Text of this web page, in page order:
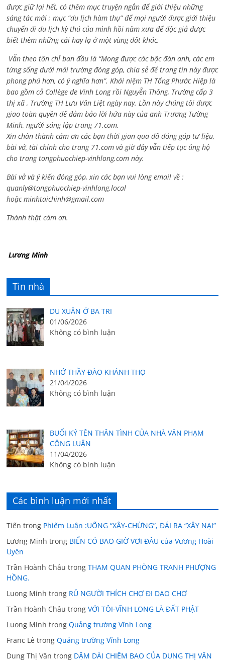
được giữ lại hết, có thêm mục truyện ngắn để giới thiệu những
sáng tác mới ; mục “du lịch hàm thụ” để mọi người được giới thiệu
chuyến đi du lịch kỳ thú của mình hồi năm xưa để độc giả được
biết thêm những cái hay lạ ở một vùng đất khác.
Vẫn theo tôn chỉ ban đầu là “Mong được các bậc đàn anh, các em
từng sống dưới mái trường đóng góp, chia sẻ để trang tin này được
phong phú hơn, có ý nghĩa hơn”. Khái niệm TH Tống Phước Hiệp là
bao gồm cả Collège de Vinh Long rồi Nguyễn Thông, Trường cấp 3
thị xã , Trường TH Lưu Văn Liệt ngày nay. Lần này chúng tôi được
giao toàn quyền để đảm bảo lời hứa này của anh Trương Tường
Minh, người sáng lập trang 71.com.
Xin chân thành cám ơn các bạn thời gian qua đã đóng góp tư liệu,
bài vở, tài chính cho trang 71.com và giờ đây vẫn tiếp tục ủng hộ
cho trang tongphuochiep-vinhlong.com này.
Bài vở và ý kiến đóng góp, xin các bạn vui lòng email về :
quanly@tongphuochiep-vinhlong.local
hoặcminhtaichinh@gmail.com
Thành thật cám ơn.
Lương Minh
Tin nhà
DU XUÂN Ở BA TRI
01/06/2026
Không có bình luận
NHỚ THẦY ĐÀO KHÁNH THỌ
21/04/2026
Không có bình luận
BUỔI KÝ TÊN THÂN TÌNH CỦA NHÀ VĂN PHẠM
CÔNG LUẬN
11/04/2026
Không có bình luận
Các bình luận mới nhất
Tiến trong Phiếm Luận :UỐNG “XÂY-CHỪNG”, ĐÁI RA “XÂY NẠI”
Lương Minh trong BIỂN CÓ BAO GIỜ VƠI ĐÂU của Vương Hoài
Uyên
Trần Hoành Châu trongTHAM QUAN PHÒNG TRANH PHƯỢNG
HỒNG.
Luong Minh trong RỦ NGƯỜI THÍCH CHỢ ĐI DẠO CHỢ
Trần Hoành Châu trongVỚI TÔI-VĨNH LONG LÀ ĐẤT PHẬT
Luong Minh trongQuảng trường Vĩnh Long
Franc Lê trongQuảng trường Vĩnh Long
Dung Thị Vân trong DẶM DÀI CHIÊM BAO CỦA DUNG THỊ VÂN